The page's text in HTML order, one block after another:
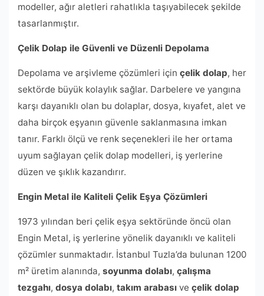
modeller, ağır aletleri rahatlıkla taşıyabilecek şekilde
tasarlanmıştır.
Çelik Dolap ile Güvenli ve Düzenli Depolama
Depolama ve arşivleme çözümleri için çelik dolap, her
sektörde büyük kolaylık sağlar. Darbelere ve yangına
karşı dayanıklı olan bu dolaplar, dosya, kıyafet, alet ve
daha birçok eşyanın güvenle saklanmasına imkan
tanır. Farklı ölçü ve renk seçenekleri ile her ortama
uyum sağlayan çelik dolap modelleri, iş yerlerine
düzen ve şıklık kazandırır.
Engin Metal ile Kaliteli Çelik Eşya Çözümleri
1973 yılından beri çelik eşya sektöründe öncü olan
Engin Metal, iş yerlerine yönelik dayanıklı ve kaliteli
çözümler sunmaktadır. İstanbul Tuzla’da bulunan 1200
m² üretim alanında, soyunma dolabı, çalışma
tezgahı, dosya dolabı, takım arabası ve çelik dolap